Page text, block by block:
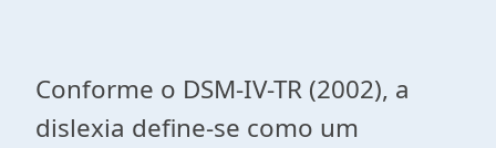
Conforme o DSM-IV-TR (2002), a
dislexia define-se como um